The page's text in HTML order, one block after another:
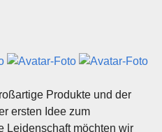
Produkte und der
ersten Idee zum
Leidenschaft möchten wir